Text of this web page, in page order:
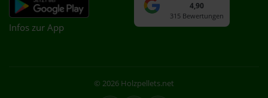
Infos zur App
4,90
315 Bewertungen
© 2026 Holzpellets.net